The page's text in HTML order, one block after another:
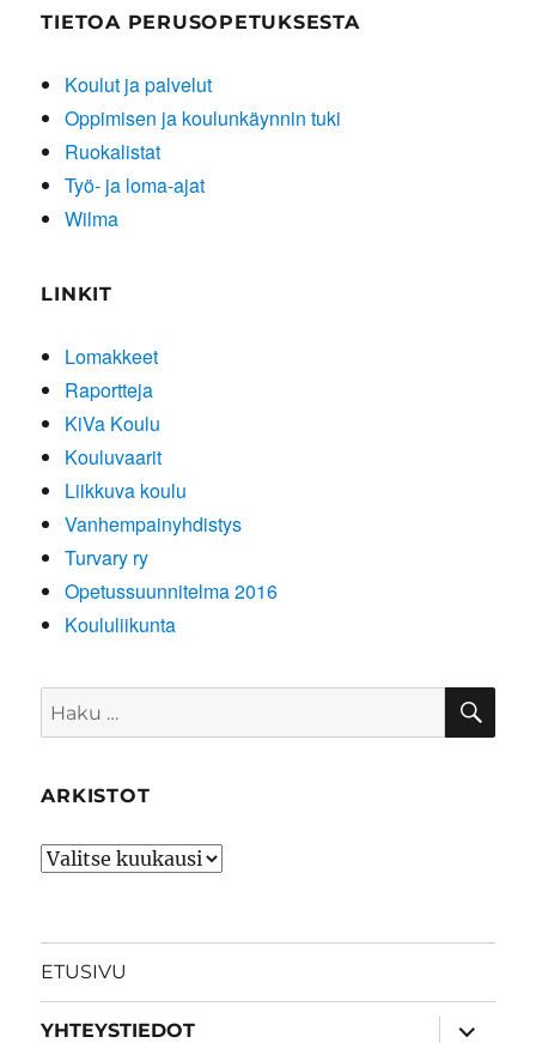
TIETOA PERUSOPETUKSESTA
Koulut ja palvelut
Oppimisen ja koulunkäynnin tuki
Ruokalistat
Työ- ja loma-ajat
Wilma
LINKIT
Lomakkeet
Raportteja
KiVa Koulu
Kouluvaarit
Liikkuva koulu
Vanhempainyhdistys
Turvary ry
Opetussuunnitelma 2016
Koululiikunta
Etsi:
ARKISTOT
Arkistot
ETUSIVU
YHTEYSTIEDOT
näytä